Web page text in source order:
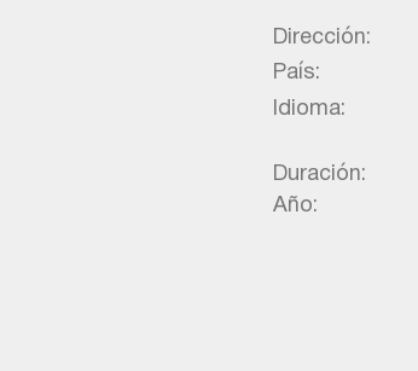
Dirección:
País:
Idioma:
Año:
Duración: